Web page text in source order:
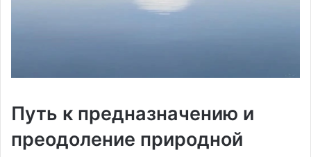
Путь к предназначению и
преодоление природной